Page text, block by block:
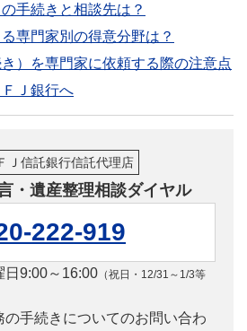
手続きと相談先は？
専門家別の得意分野は？
）を専門家に依頼する際の注意点
Ｊ銀行へ
Ｊ信託銀行信託代理店
・遺産整理相談ダイヤル
222-919
日9:00～16:00 （祝日・12/31～1/3等
の手続きについてのお問い合わ